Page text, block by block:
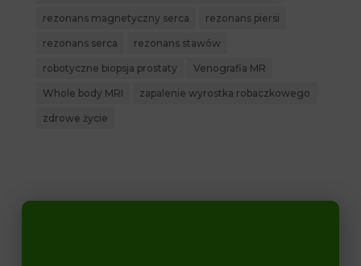
rezonans magnetyczny serca rezonans piersi
rezonans serca rezonans stawów
robotyczne biopsja prostaty Venografia MR
Whole body MRI zapalenie wyrostka robaczkowego
zdrowe życie